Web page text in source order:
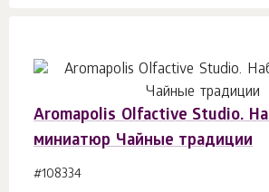
Aromapolis Olfactive Studio.
миниатюр Чайные традиции
#108334